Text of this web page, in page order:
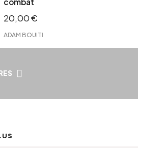
20,00€
ADAM BOUITI